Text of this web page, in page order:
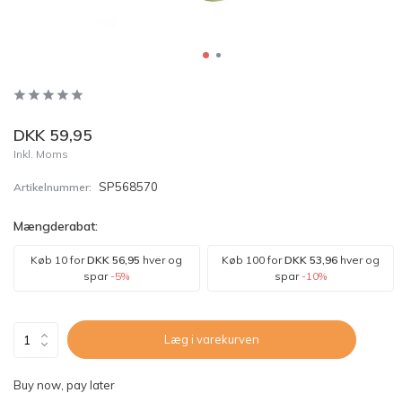
DKK 59,95
Inkl. Moms
Artikelnummer: SP568570
Mængderabat:
Køb 10 forDKK 56,95 hver og
spar -5%
Køb 100 forDKK 53,96 hver og
spar -10%
Læg i varekurven
Buy now, pay later